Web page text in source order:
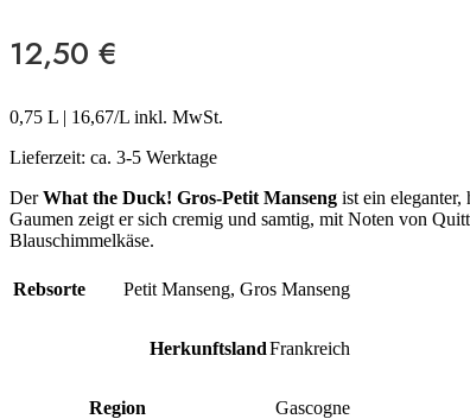
12,50 €
0,75 L | 16,67/L inkl. MwSt.
Lieferzeit: ca. 3-5 Werktage
DerWhat the Duck! Gros-Petit Manseng ist ein
Gaumen zeigt er sich cremig und samtig, mit Noten von
Blauschimmelkäse.
Rebsorte Petit Manseng, Gros Manseng
HerkunftslandFrankreich
Region Gascogne